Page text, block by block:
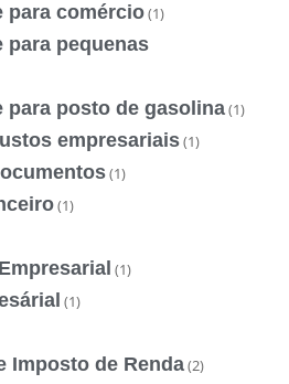
para comércio(1)
para pequenas
para posto de gasolina(1)
empresariais(1)
(1)
(1)
(1)
(1)
Imposto de Renda(2)